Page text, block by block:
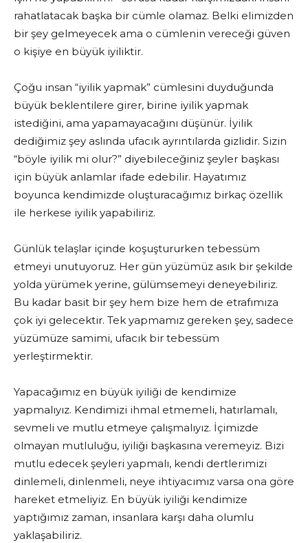
rahatlatacak başka bir cümle olamaz. Belki elimizden
bir şey gelmeyecek ama o cümlenin vereceği güven
o kişiye en büyük iyiliktir.
Çoğu insan “iyilik yapmak” cümlesini duyduğunda
büyük beklentilere girer, birine iyilik yapmak
istediğini, ama yapamayacağını düşünür. İyilik
dediğimiz şey aslında ufacık ayrıntılarda gizlidir. Sizin
“böyle iyilik mi olur?” diyebileceğiniz şeyler başkası
için büyük anlamlar ifade edebilir. Hayatımız
boyunca kendimizde oluşturacağımız birkaç özellik
ile herkese iyilik yapabiliriz.
Günlük telaşlar içinde koşuştururken tebessüm
etmeyi unutuyoruz. Her gün yüzümüz asık bir şekilde
yolda yürümek yerine, gülümsemeyi deneyebiliriz.
Bu kadar basit bir şey hem bize hem de etrafımıza
çok iyi gelecektir. Tek yapmamız gereken şey, sadece
yüzümüze samimi, ufacık bir tebessüm
yerleştirmektir.
Yapacağımız en büyük iyiliği de kendimize
yapmalıyız. Kendimizi ihmal etmemeli, hatırlamalı,
sevmeli ve mutlu etmeye çalışmalıyız. İçimizde
olmayan mutluluğu, iyiliği başkasına veremeyiz. Bizi
mutlu edecek şeyleri yapmalı, kendi dertlerimizi
dinlemeli, dinlenmeli, neye ihtiyacımız varsa ona göre
hareket etmeliyiz. En büyük iyiliği kendimize
yaptığımız zaman, insanlara karşı daha olumlu
yaklaşabiliriz.